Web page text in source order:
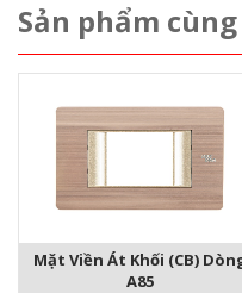
Sản phẩm
Mặt Viền Át Khối (CB)
A85